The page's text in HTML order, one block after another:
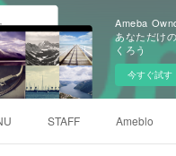
Ameba
あなただけ
くろう
今すぐ試す
STAFF Ameblo